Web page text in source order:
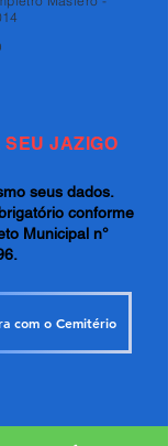
SEU JAZIGO
seus dados.
conforme
Municipal n°
com o Cemitério